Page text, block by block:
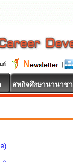
สหกิจศึกษานานาช
)